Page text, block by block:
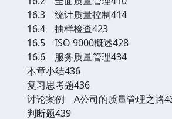
16.3 统计质量控制414
16.4 抽样检查423
16.5 ISO 9000概述428
16.6 服务质量管理434
本章小结436
复习思考题436
讨论案例 A公司的质量管理之路
判断题439